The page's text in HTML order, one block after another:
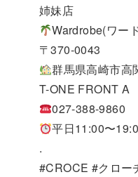
姉妹店
Wardrobe(ワー
〒370-0043
群馬県高崎市高
T-ONE FRONT A
027-388-9860
平日11:00〜
.
#CROCE #クロー